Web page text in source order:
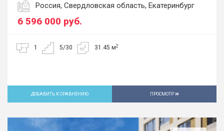
Россия, Свердловская область, Екатеринбург
6 596 000 руб.
1 5/30 31.45 м2
ДОБАВИТЬ К СРАВНЕНИЮ ПРОСМОТР